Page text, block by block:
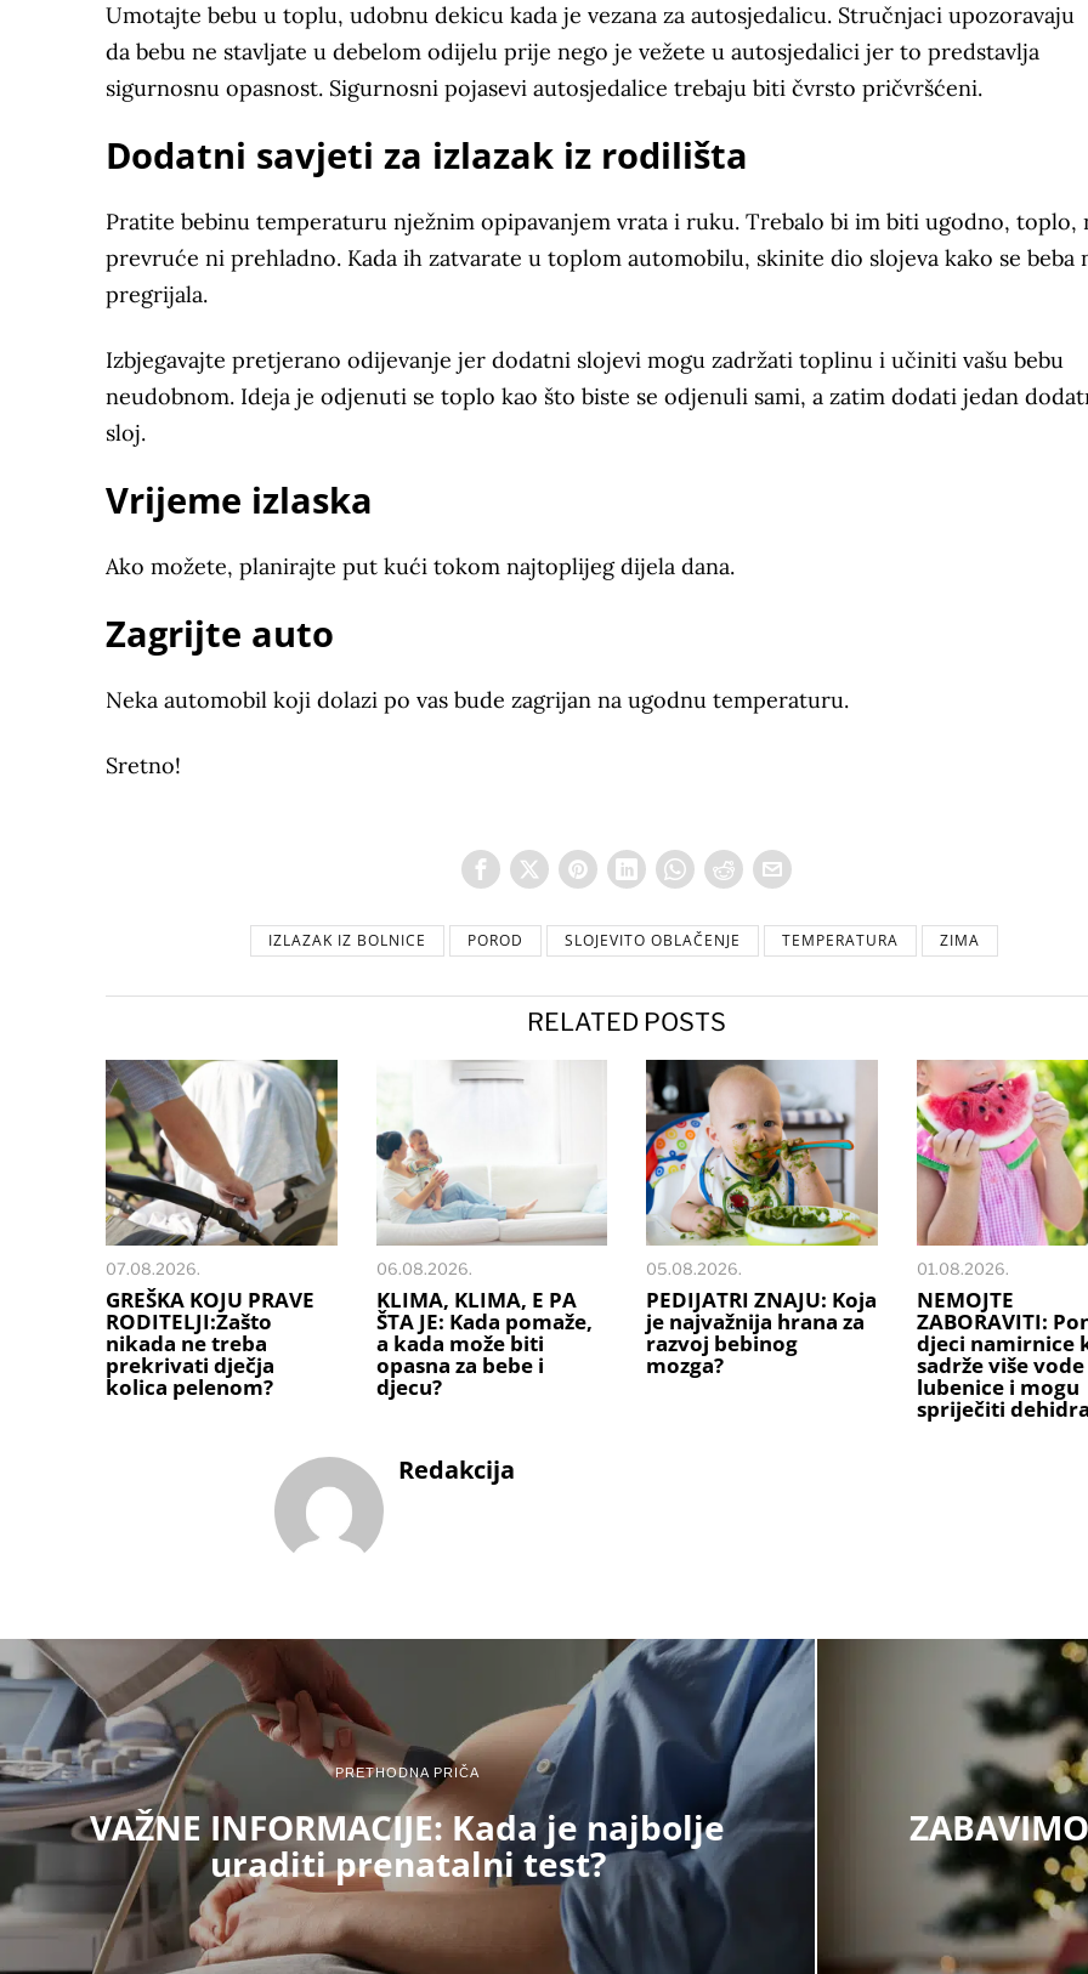
Umotajte bebu u toplu, udobnu dekicu kada je vezana za autosjedalicu. Stručnjaci upozoravaju
da bebu ne stavljate u debelom odijelu prije nego je vežete u autosjedalici jer to predstavlja
sigurnosnu opasnost. Sigurnosni pojasevi autosjedalice trebaju biti čvrsto pričvršćeni.
Dodatni savjeti za izlazak iz rodilišta
Pratite bebinu temperaturu nježnim opipavanjem vrata i ruku. Trebalo bi im biti ugodno, toplo,
prevruće ni prehladno. Kada ih zatvarate u toplom automobilu, skinite dio slojeva kako se beba
pregrijala.
Izbjegavajte pretjerano odijevanje jer dodatni slojevi mogu zadržati toplinu i učiniti vašu bebu
neudobnom. Ideja je odjenuti se toplo kao što biste se odjenuli sami, a zatim dodati jedan
sloj.
Vrijeme izlaska
Ako možete, planirajte put kući tokom najtoplijeg dijela dana.
Zagrijte auto
Neka automobil koji dolazi po vas bude zagrijan na ugodnu temperaturu.
Sretno!
IZLAZAK IZ BOLNICE POROD SLOJEVITO OBLAČENJE TEMPERATURA ZIMA
RELATED POSTS
07.08.2026.
GREŠKA KOJU PRAVE
RODITELJI:Zašto
nikada ne treba
prekrivati dječja
kolica pelenom?
06.08.2026.
KLIMA, KLIMA, E PA
ŠTA JE: Kada pomaže,
a kada može biti
opasna za bebe i
djecu?
05.08.2026.
PEDIJATRI ZNAJU: Koja
je najvažnija hrana za
razvoj bebinog
mozga?
01.08.2026.
NEMOJTE
ZABORAVITI:
djeci namirnice
sadrže više
lubenice i mogu
spriječiti
Redakcija
PRETHODNA PRIČA
VAŽNE INFORMACIJE: Kada je najbolje
uraditi prenatalni test?